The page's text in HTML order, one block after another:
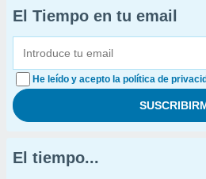
El Tiempo en tu email
He leído y acepto la política de
El tiempo...